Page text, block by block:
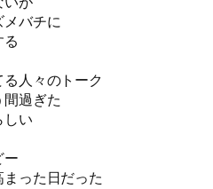
メバチに
人々のトーク
過ぎた
しい
ー
った日だった